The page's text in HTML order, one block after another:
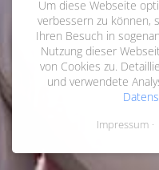
Um diese Webseite
verbessern zu können,
Ihren Besuch in
Nutzung dieser
von Cookies zu.
und verwendete
Impressum